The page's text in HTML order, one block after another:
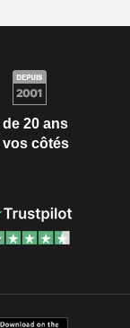
de 20 ans
vos côtés